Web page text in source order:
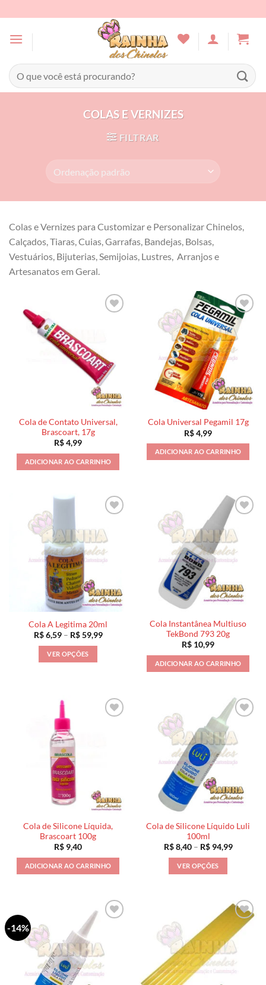
to
content
Pesquisar
por:
COLAS E VERNIZES
FILTRAR
Colas e Vernizes para Customizar e Personalizar Chinelos,
Calçados, Tiaras, Cuias, Garrafas, Bandejas, Bolsas,
Vestuários, Bijuterias, Semijoias, Lustres, Arranjos e
Artesanatos em Geral.
Cola de Contato Universal,
Brascoart, 17g
R$4,99
ADICIONAR AO CARRINHO
Cola Universal Pegamil 17g
R$4,99
ADICIONAR AO CARRINHO
Cola A Legitima 20ml
R$6,59 – R$59,99Faixa
VER OPÇÕES
variantes.
As
opções
podem
ser
escolhidas
na
página
produto
Cola Instantânea Multiuso
TekBond 793 20g
R$ 10,99
ADICIONAR AO CARRINHO
Cola de Silicone Líquida,
Brascoart 100g
R$ 9,40
ADICIONAR AO CARRINHO
Cola de Silicone Líquido Luli
100ml
R$8,40 – R$94,99Faixa
VER OPÇÕES
várias
variantes.
As
opções
podem
-14%